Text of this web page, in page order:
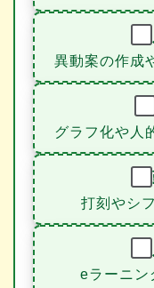
異動案の作成
グラフ化や人
打刻やシ
eラーニ